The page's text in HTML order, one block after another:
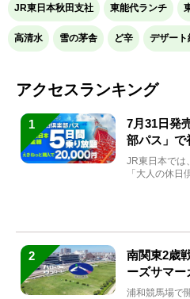
JR東日本秋田支社 東能代ランチ
高清水 雪の茅舎 ど辛 デザート
アクセスランキング
1
7月31日発
部パス」で
JR東日本では
「大人の休
2
南関東2歳
ーズサマー
と見どころ
浦和競馬場で